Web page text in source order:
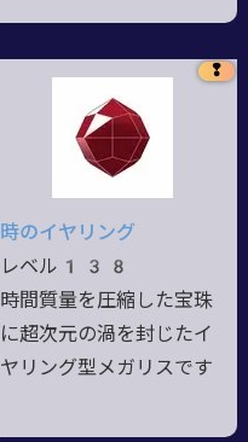
❢
時のイヤリング
レベル138
時間質量を圧縮した宝珠
に超次元の渦を封じたイ
ヤリング型メガリスです